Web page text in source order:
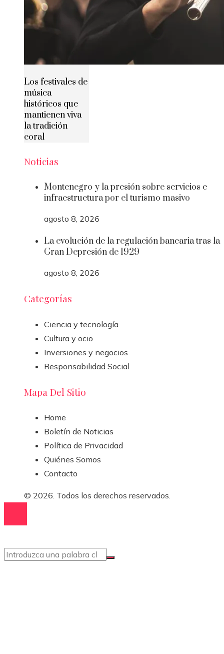
Los festivales de
música
históricos que
mantienen viva
la tradición
coral
Noticias
Montenegro y la presión sobre servicios e
infraestructura por el turismo masivo
agosto 8, 2026
La evolución de la regulación bancaria tras la
Gran Depresión de 1929
agosto 8, 2026
Categorías
Ciencia y tecnología
Cultura y ocio
Inversiones y negocios
Responsabilidad Social
Mapa Del Sitio
Home
Boletín de Noticias
Política de Privacidad
Quiénes Somos
Contacto
© 2026. Todos los derechos reservados.